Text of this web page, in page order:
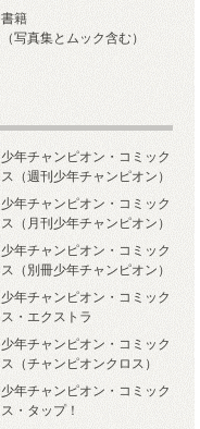
書籍
（写真集とムック含む）
少年チャンピオン・コミック
ス（週刊少年チャンピオン）
少年チャンピオン・コミック
ス（月刊少年チャンピオン）
少年チャンピオン・コミック
ス（別冊少年チャンピオン）
少年チャンピオン・コミック
ス・エクストラ
少年チャンピオン・コミック
ス（チャンピオンクロス）
少年チャンピオン・コミック
ス・タップ！